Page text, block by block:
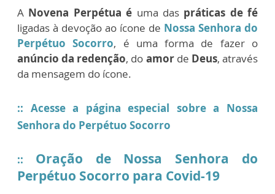
A Novena Perpétua é uma das práticas de fé
ligadas à devoção ao ícone de Nossa Senhora do
Perpétuo Socorro, é uma forma de fazer o
anúncio da redenção, do amor de Deus, através
da mensagem do ícone.
:: Acesse a página especial sobre a Nossa
Senhora do Perpétuo Socorro
:: Oração de Nossa Senhora do
Perpétuo Socorro para Covid-19